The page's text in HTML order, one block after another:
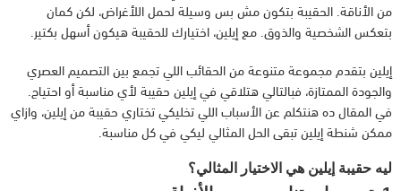
من الأناقة. الحقيبة بتكون مش بس وسيلة لحمل اللأغراض، لكن كمان
بتعكس الشخصية والذوق. مع إيلين، اختيارك للحقيبة هيكون أسهل بكتير.
إيلين بتقدم مجموعة متنوعة من الحقائب اللي تجمع بين التصميم العصري
والجودة الممتازة، فبالتالي هتلاقي في إيلين حقيبة لأي مناسبة أو احتياج.
في المقال ده هنتكلم عن الأسباب اللي تخليكي تختاري حقيبة من إيلين، وازاي
ممكن شنطة إيلين تبقى الحل المثالي ليكي في كل مناسبة.
ليه حقيبة إيلين هي الاختيار المثالي؟